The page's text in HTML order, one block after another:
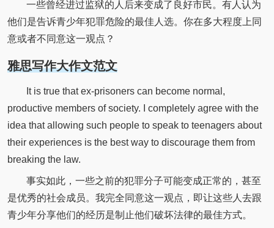
一些曾经进过监狱的人后来变成了良好市民。有人认为
他们是告诉青少年犯罪危险的最佳人选。你在多大程度上同
意或者不同意这一观点？
雅思写作大作文范文
It is true that ex-prisoners can become normal,
productive members of society. I completely agree with the
idea that allowing such people to speak to teenagers about
their experiences is the best way to discourage them from
breaking the law.
事实如此，一些之前的犯罪分子可能变成正常的，甚至
是优秀的社会成员。我完全同意这一观点，即让这些人去跟
青少年分享他们的经历是制止他们破坏法律的最佳方式。